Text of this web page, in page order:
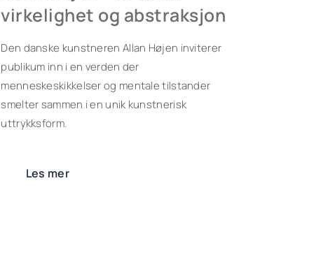
virkelighet og abstraksjon
Den danske kunstneren Allan Højen inviterer
publikum inn i en verden der
menneskeskikkelser og mentale tilstander
smelter sammen i en unik kunstnerisk
uttrykksform.
Les mer